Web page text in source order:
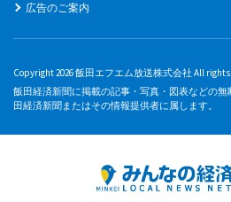
広告のご案内
Copyright 2026 飯田エフエム放送株式会社 All rights
飯田経済新聞に掲載の記事・写真・図表などの
田経済新聞またはその情報提供者に属します。